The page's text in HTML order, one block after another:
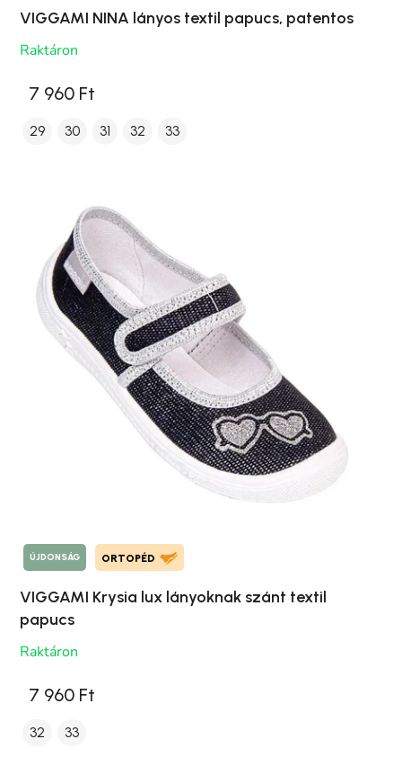
VIGGAMI NINA lányos textil papucs, patentos
Raktáron
7 960 Ft
29 30 31 32 33
ÚJDONSÁG ORTOPÉD
VIGGAMI Krysia lux lányoknak szánt textil
papucs
Raktáron
7 960 Ft
32 33